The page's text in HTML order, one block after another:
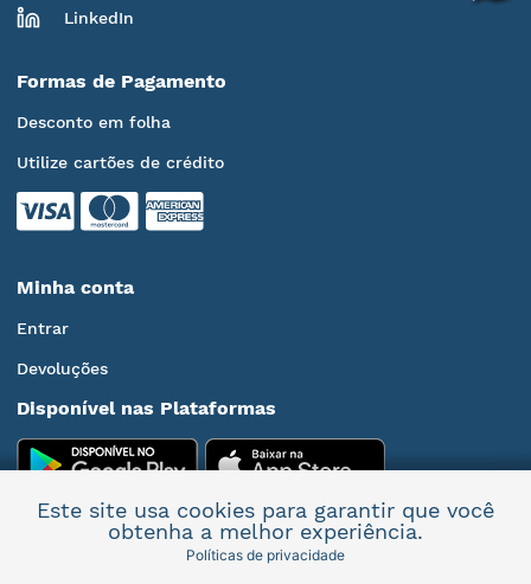
LinkedIn
Formas de Pagamento
Desconto em folha
Utilize cartões de crédito
Minha conta
Entrar
Devoluções
Disponível nas Plataformas
Este site usa cookies para garantir que você
obtenha a melhor experiência.
Políticas de privacidade